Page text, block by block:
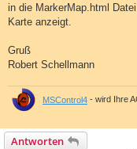
in die MarkerMap.html
Karte anzeigt.
Gruß
Robert Schellmann
MSControl4 - wird Ihre
Antworten